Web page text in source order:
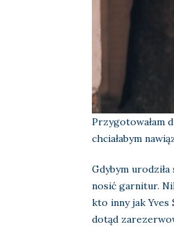
Przygotowałam
chciałabym
Gdybym
nosić garnitur.
kto inny jak Yves
dotąd